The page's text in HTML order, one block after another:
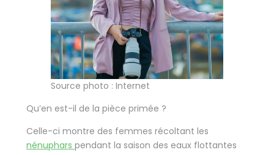
Source photo : Internet
Qu’en est-il de la pièce primée ?
Celle-ci montre des femmes récoltant les
nénuphars pendant la saison des eaux flottantes